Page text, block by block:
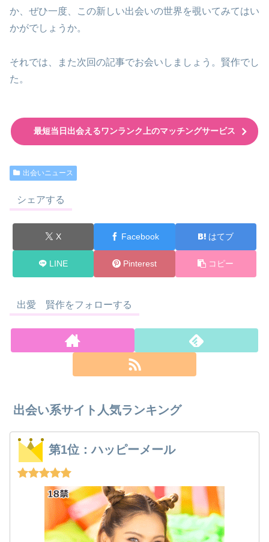
か、ぜひ一度、この新しい出会いの世界を覗いてみてはい
かがでしょうか。
それでは、また次回の記事でお会いしましょう。賢作でし
た。
最短当日出会えるワンランク上のマッチングサービス
出会いニュース
シェアする
X Facebook はてブ
LINE Pinterest コピー
出愛 賢作をフォローする
出会い系サイト人気ランキング
第1位：ハッピーメール